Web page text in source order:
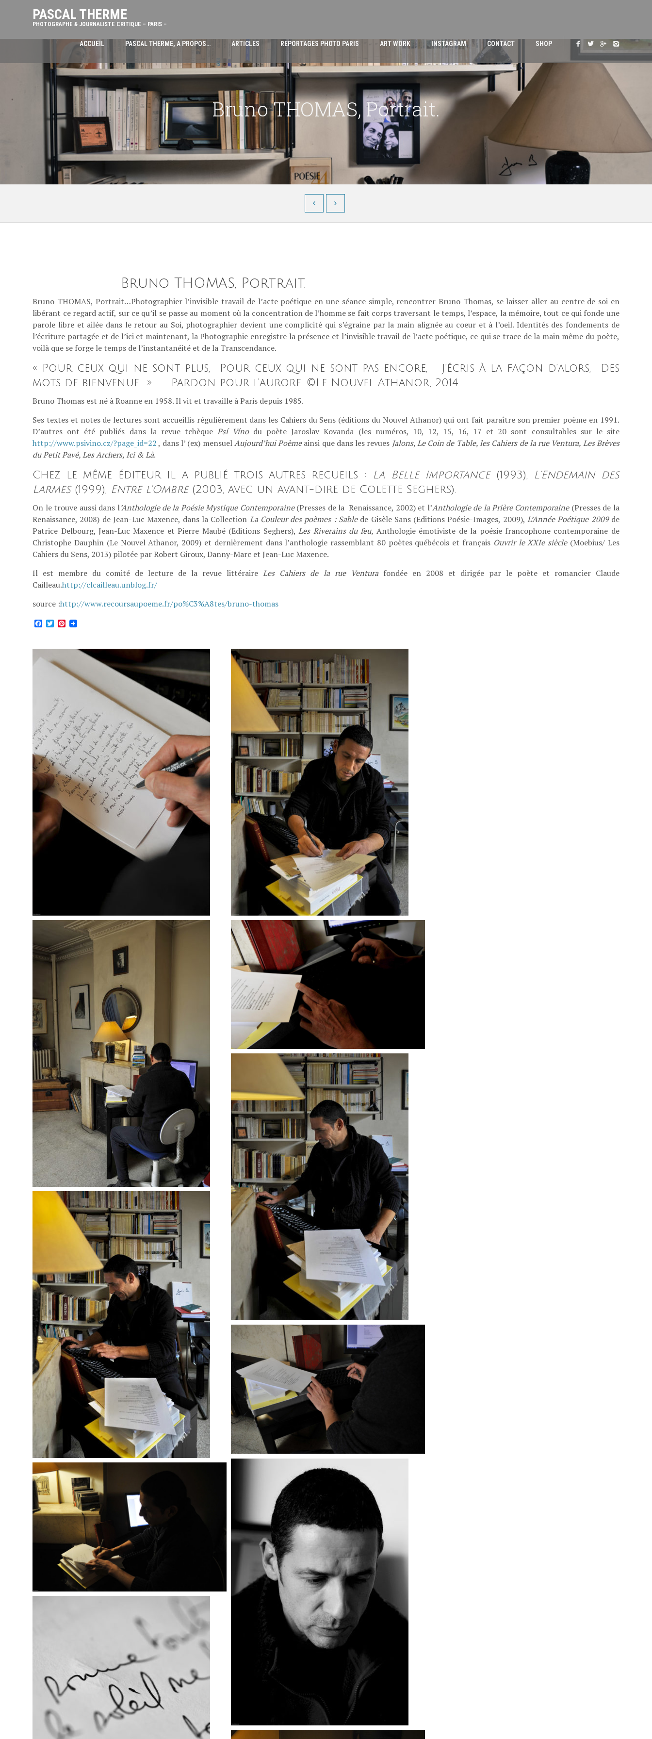
PASCAL THERME
PHOTOGRAPHE & JOURNALISTE CRITIQUE – PARIS –
ACCUEIL PASCAL THERME, A PROPOS… ARTICLES REPORTAGES PHOTO PARIS ART WORK INSTAGRAM CONTACT SHOP
Bruno THOMAS, Portrait.
Bruno THOMAS, Portrait.
Bruno THOMAS, Portrait…Photographier l’invisible travail de l’acte poétique en une séance simple, rencontrer Bruno Thomas, se laisser aller au centre de soi en
libérant ce regard actif, sur ce qu’il se passe au moment où la concentration de l’homme se fait corps traversant le temps, l’espace, la mémoire, tout ce qui fonde une
parole libre et ailée dans le retour au Soi, photographier devient une complicité qui s’égraine par la main alignée au coeur et à l’oeil. Identités des fondements de
l’écriture partagée et de l’ici et maintenant, la Photographie enregistre la présence et l’invisible travail de l’acte poétique, ce qui se trace de la main même du poète,
voilà que se forge le temps de l’instantanéité et de la Transcendance.
« Pour ceux qui ne sont plus, Pour ceux qui ne sont pas encore, J’écris à la façon d’alors, Des
mots de bienvenue » Pardon pour l’aurore. ©Le Nouvel Athanor, 2014
Bruno Thomas est né à Roanne en 1958. Il vit et travaille à Paris depuis 1985.
Ses textes et notes de lectures sont accueillis régulièrement dans les Cahiers du Sens (éditions du Nouvel Athanor) qui ont fait paraître son premier poème en 1991.
D’autres ont été publiés dans la revue tchèque Psí Vínodu poète Jaroslav Kovanda (les numéros, 10, 12, 15, 16, 17 et 20 sont consultables sur le site
http://www.psivino.cz/?page_id=22, dans l’ (ex) mensuelAujourd’hui Poèmeainsi que dans les revues Jalons, Le Coin de Table, les Cahiers de la rue Ventura, Les Brèves
du Petit Pavé, Les Archers, Ici & Là.
Chez le même éditeur il a publié trois autres recueils : La Belle Importance(1993), L’Endemain des
Larmes(1999), Entre l’Ombre (2003, avec un avant-dire de Colette Seghers).
On le trouve aussi dans l’Anthologie de la Poésie Mystique Contemporaine(Presses de la Renaissance, 2002) et l’Anthologie de la Prière Contemporaine(Presses de la
Renaissance, 2008) de Jean-Luc Maxence, dans la Collection La Couleur des poèmes : Sablede Gisèle Sans (Editions Poésie-Images, 2009), L’Année Poétique 2009de
Patrice Delbourg, Jean-Luc Maxence et Pierre Maubé (Editions Seghers),Les Riverains du feu, Anthologie émotiviste de la poésie francophone contemporaine de
Christophe Dauphin (Le Nouvel Athanor, 2009) et dernièrement dans l’anthologie rassemblant 80 poètes québécois et français Ouvrir le XXIe siècle(Moebius/ Les
Cahiers du Sens, 2013) pilotée par Robert Giroux, Danny-Marc et Jean-Luc Maxence.
Il est membre du comité de lecture de la revue littéraireLes Cahiers de la rue Venturafondée en 2008 et dirigée par le poète et romancier Claude
Cailleau.http://clcailleau.unblog.fr/
source :http://www.recoursaupoeme.fr/po%C3%A8tes/bruno-thomas
Facebook
TwitterPinterest